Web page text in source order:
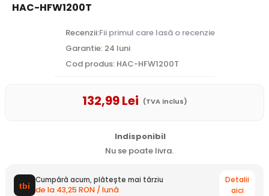
HAC-HFW1200T
Recenzii:Fii primul care lasă o recenzie
Garantie: 24 luni
Cod produs: HAC-HFW1200T
132,99Lei (TVA inclus)
Indisponibil
Nu se poate livra.
Cumpără acum, plătește mai târziu
de la 43,25 RON / lună
Detalii
aici